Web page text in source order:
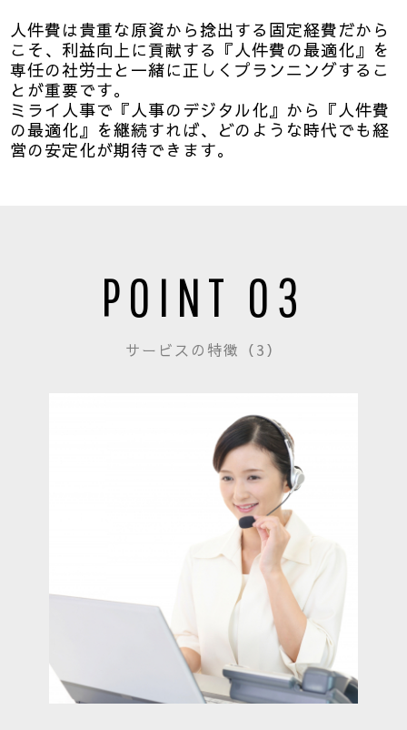
人件費は貴重な原資から捻出する固定経費だから
こそ、利益向上に貢献する『人件費の最適化』を
専任の社労士と一緒に正しくプランニングするこ
とが重要です。
ミライ人事で『人事のデジタル化』から『人件費
の最適化』を継続すれば、どのような時代でも経
営の安定化が期待できます。
POINT 03
サービスの特徴（3）